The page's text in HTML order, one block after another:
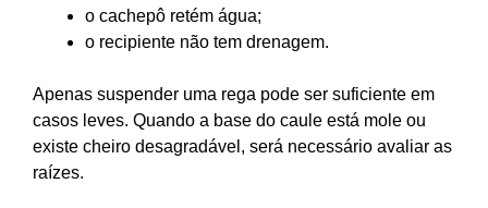
o cachepô retém água;
o recipiente não tem drenagem.
Apenas suspender uma rega pode ser suficiente em
casos leves. Quando a base do caule está mole ou
existe cheiro desagradável, será necessário avaliar as
raízes.